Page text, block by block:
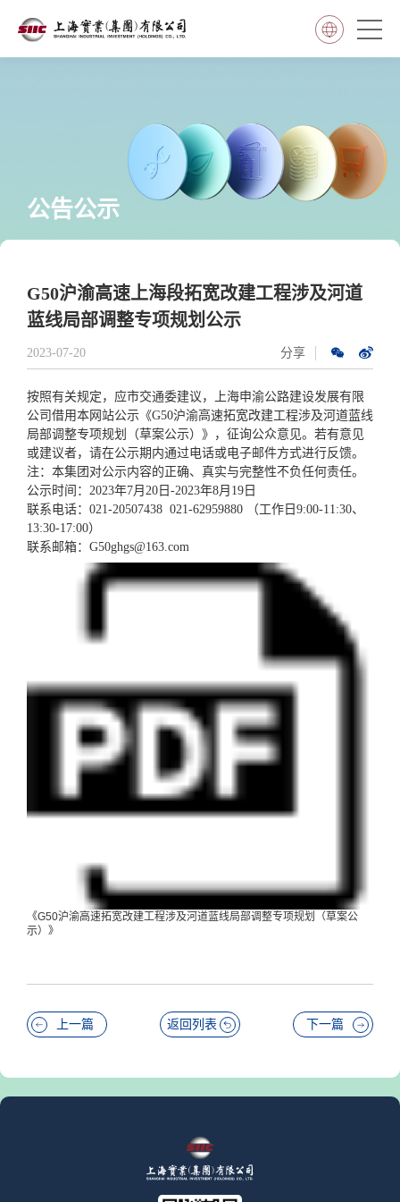
公告公示
G50沪渝高速上海段拓宽改建工程涉及河道
蓝线局部调整专项规划公示
2023-07-20 分享
按照有关规定，应市交通委建议，上海申渝公路建设发展有限
公司借用本网站公示《G50沪渝高速拓宽改建工程涉及河道蓝线
局部调整专项规划（草案公示）》，征询公众意见。若有意见
或建议者，请在公示期内通过电话或电子邮件方式进行反馈。
注：本集团对公示内容的正确、真实与完整性不负任何责任。
公示时间：2023年7月20日-2023年8月19日
联系电话：021-20507438 021-62959880 （工作日9:00-11:30、
13:30-17:00）
联系邮箱：G50ghgs@163.com
《G50沪渝高速拓宽改建工程涉及河道蓝线局部调整专项规划（草案公
示）》
上一篇 返回列表 下一篇